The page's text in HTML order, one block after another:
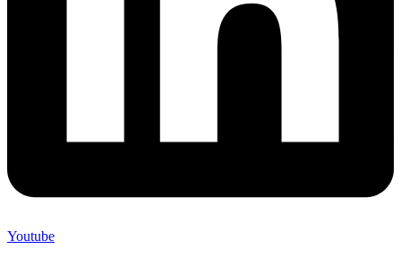
Youtube